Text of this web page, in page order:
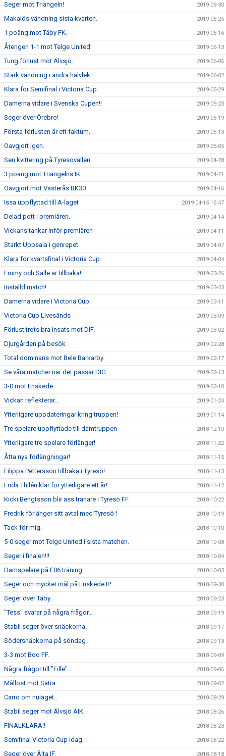
Seger mot Triangeln! 2019-06-30
Makalös vändning sista kvarten. 2019-06-25
1 poäng mot Täby FK. 2019-06-16
Återigen 1-1 mot Telge United 2019-06-13
Tung förlust mot Älvsjö. 2019-06-06
Stark vändning i andra halvlek. 2019-06-02
Klara för Semifinal i Victoria Cup. 2019-05-29
Damerna vidare i Svenska Cupen!! 2019-05-23
Seger över Örebro! 2019-05-19
Första förlusten är ett faktum. 2019-05-13
Oavgjort igen. 2019-05-05
Sen kvittering på Tyresövallen 2019-04-28
3 poäng mot Triangelns IK. 2019-04-21
Oavgjort mot Västerås BK30 2019-04-16
Issa uppflyttad till A-laget 2019-04-15 15:47
Delad pott i premiären. 2019-04-14
Vickans tankar inför premiären 2019-04-11
Starkt Uppsala i genrepet 2019-04-07
Klara för kvartsfinal i Victoria Cup. 2019-04-04
Emmy och Salle är tillbaka! 2019-03-26
Inställd match! 2019-03-23
Damerna vidare i Victoria Cup 2019-03-11
Victoria Cup Livesänds 2019-03-09
Förlust trots bra insats mot DIF. 2019-03-02
Djurgården på besök 2019-02-28
Total dominans mot Bele Barkarby. 2019-02-17
Se våra matcher när det passar DIG 2019-02-13
3-0 mot Enskede 2019-02-10
Vickan reflekterar... 2019-01-24
Ytterligare uppdateringar kring truppen! 2019-01-14
Tre spelare uppflyttade till damtruppen 2018-12-10
Ytterligare tre spelare förlänger! 2018-11-22
Åtta nya förlängningar! 2018-11-15
Filippa Pettersson tillbaka i Tyresö! 2018-11-13
Frida Thilén klar för ytterligare ett år! 2018-11-12
Kicki Bengtsson blir ass tränare i Tyresö FF 2018-10-22
Fredrik förlänger sitt avtal med Tyresö ! 2018-10-19
Tack för mig. 2018-10-10
5-0 seger mot Telge United i sista matchen. 2018-10-08
Seger i finalen!!! 2018-10-04
Damspelare på F06 träning. 2018-10-03
Seger och mycket mål på Enskede IP. 2018-09-30
Seger över Täby. 2018-09-23
"Tess" svarar på några frågor... 2018-09-19
Stabil seger över snäckorna. 2018-09-17
Södersnäckorna på söndag 2018-09-13
3-3 mot Boo FF. 2018-09-09
Några frågor till "Fille"... 2018-09-06
Mållöst mot Sätra 2018-09-02
Carro om nuläget.. 2018-08-29
Stabil seger mot Älvsjö AIK. 2018-08-26
FINALKLARA!! 2018-08-23
Semifinal Victoria Cup idag. 2018-08-22
Seger över Älta IF. 2018-08-18